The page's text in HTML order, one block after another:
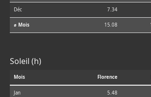
Déc 7.34
⌀ Mois 15.08
Soleil (h)
Mois Florence
Jan 5.48